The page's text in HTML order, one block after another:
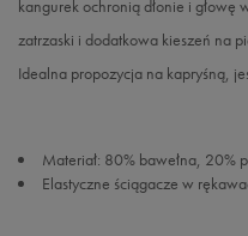
kangurek ochronią dłonie i
zatrzaski i dodatkowa kieszeń na
Idealna propozycja na kapryśną,
Materiał: 80% bawełna, 20%
Elastyczne ściągacze w